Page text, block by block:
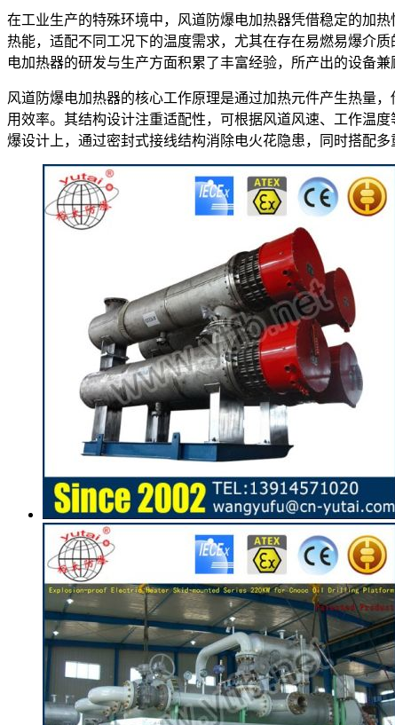
在工业生产的特殊环境中，风道防爆电加热器凭借稳定的加
热能，适配不同工况下的温度需求，尤其在存在易燃易爆介
电加热器的研发与生产方面积累了丰富经验，所产出的设备
风道防爆电加热器的核心工作原理是通过加热元件产生热量
用效率。其结构设计注重适配性，可根据风道风速、工作温
爆设计上，通过密封式接线结构消除电火花隐患，同时搭配